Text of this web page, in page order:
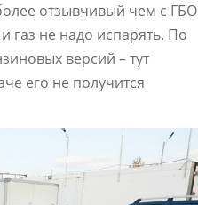
отзывчивый чем с ГБО
газ не надо испарять. По
версий – тут
его не получится